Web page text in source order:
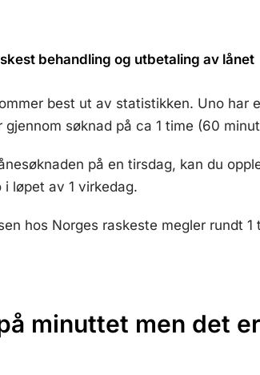
behandling og utbetaling av lånet
best ut av statistikken. Uno har
gjennom søknad på ca 1 time (60
på en tirsdag, kan du
løpet av 1 virkedag.
hos Norges raskeste megler rundt 1
minuttet men det